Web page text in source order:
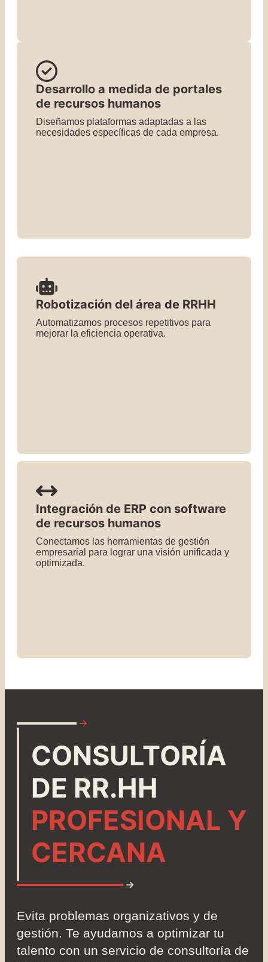
Desarrollo a medida de portales
de recursos humanos
Diseñamos plataformas adaptadas a las
necesidades específicas de cada empresa.
Robotización del área de RRHH
Automatizamos procesos repetitivos para
mejorar la eficiencia operativa.
Integración de ERP con software
de recursos humanos
Conectamos las herramientas de gestión
empresarial para lograr una visión unificada y
optimizada.
CONSULTORÍA
DE RR.HH
PROFESIONAL Y
CERCANA
Evita problemas organizativos y de
gestión. Te ayudamos a optimizar tu
talento con un servicio de consultoría de